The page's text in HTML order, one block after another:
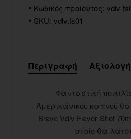
Κωδικός προϊόντος: vdlv-
SKU: vdlv.fs01
Περιγραφή
Φανταστική
Αμερικάνικου καπνού
Brave Vdlv Flavor Shot
οποίο θα